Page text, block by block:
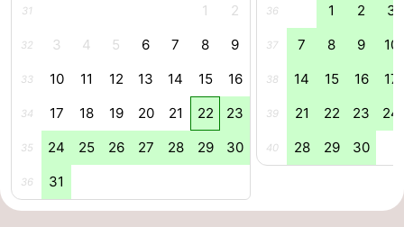
van
Veere
Natuur
de
Westkapelle
31 1 2
32 3 4 5 6 7 8 9
33 10 11 12 13 14 15 16
34 17 18 19 20 21 22 23
35 24 25 26 27 28 29 30
36 31
36 1 2 3
37 7 8 9 10
38 14 15 16 17
39 21 22 23 24
40 28 29 30